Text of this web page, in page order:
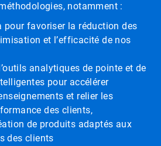
notamment :
pour favoriser la réduction des
et l’efficacité de nos
analytiques de pointe et de
pour accélérer
et relier les
des clients,
de produits adaptés aux
des clients